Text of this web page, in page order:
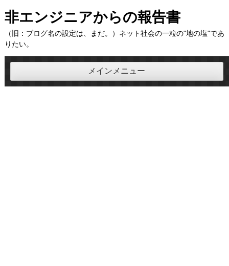
コ
ン
テ
ン
ツ
ス
非エンジニアからの報告書
（旧：ブログ名の設定は、まだ。）ネット社会の一粒の"地の塩"であ
りたい。
メインメニュー